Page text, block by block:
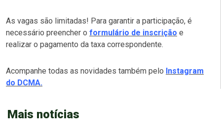
As vagas são limitadas! Para garantir a participação, é
necessário preencher o formulário de inscrição e
realizar o pagamento da taxa correspondente.
Acompanhe todas as novidades também pelo Instagram
do DCMA.
Mais notícias